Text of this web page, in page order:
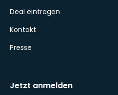
Deal eintragen
Kontakt
Presse
Jetzt anmelden